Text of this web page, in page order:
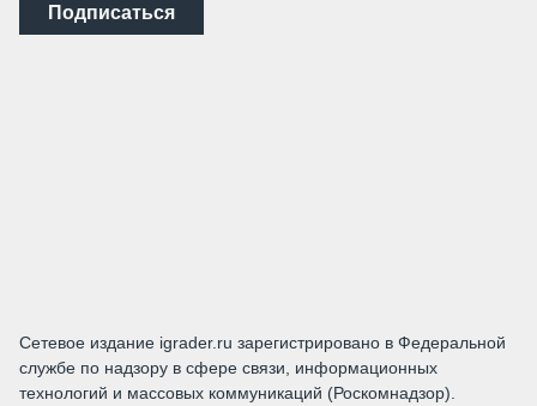
Подписаться
Сетевое издание igrader.ru зарегистрировано в Федеральной
службе по надзору в сфере связи, информационных
технологий и массовых коммуникаций (Роскомнадзор).